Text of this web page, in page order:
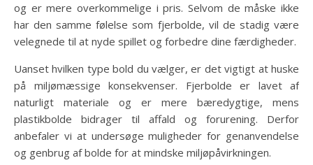
og er mere overkommelige i pris. Selvom de måske ikke
har den samme følelse som fjerbolde, vil de stadig være
velegnede til at nyde spillet og forbedre dine færdigheder.
Uanset hvilken type bold du vælger, er det vigtigt at huske
på miljømæssige konsekvenser. Fjerbolde er lavet af
naturligt materiale og er mere bæredygtige, mens
plastikbolde bidrager til affald og forurening. Derfor
anbefaler vi at undersøge muligheder for genanvendelse
og genbrug af bolde for at mindske miljøpåvirkningen.